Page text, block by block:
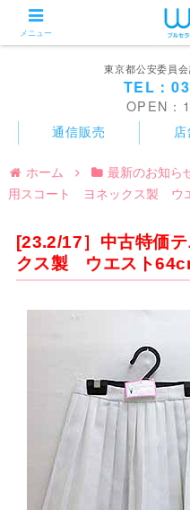
東京都公安委員
TEL：
OPEN：
通信販売
ホーム 最新のお知ら
用スコート ヨネックス製 ウ
[23.2/17］中古特価
クス製 ウエスト
メニュー